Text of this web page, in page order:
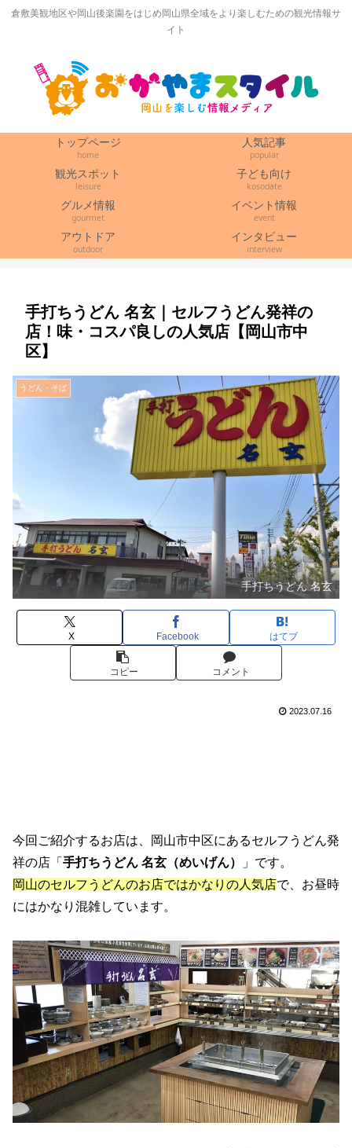
倉敷美観地区や岡山後楽園をはじめ岡山県全域をより楽しむための観光情報サ
イト
トップページ
home
人気記事
popular
観光スポット
leisure
子ども向け
kosodate
グルメ情報
gourmet
イベント情報
event
アウトドア
outdoor
インタビュー
interview
手打ちうどん 名玄｜セルフうどん発祥の
店！味・コスパ良しの人気店【岡山市中
区】
うどん・そば
手打ちうどん 名玄
X Facebook はてブ
コピー コメント
2023.07.16
今回ご紹介するお店は、岡山市中区にあるセルフうどん発
祥の店「 手打ちうどん 名玄（めいげん）
」です。
岡山のセルフうどんのお店ではかなりの人気店で、お昼時
にはかなり混雑しています。